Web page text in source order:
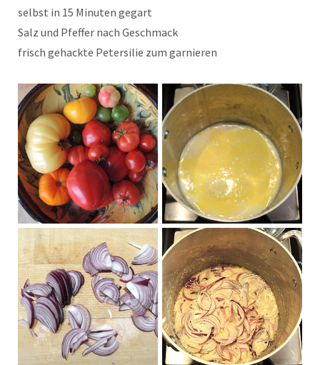
selbst in 15 Minuten gegart
Salz und Pfeffer nach Geschmack
frisch gehackte Petersilie zum garnieren